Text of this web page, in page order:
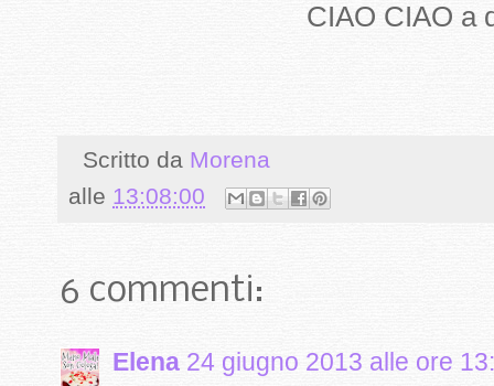
CIAO CIAO a domani
Scritto da Morena
alle 13:08:00
6 commenti:
Elena 24 giugno 2013 alle ore